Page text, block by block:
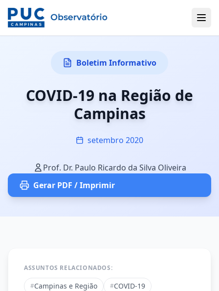
Boletim Informativo
COVID-19 na Região de
Campinas
setembro 2020
Prof. Dr. Paulo Ricardo da Silva Oliveira
Gerar PDF / Imprimir
ASSUNTOS RELACIONADOS:
#Campinas e Região #COVID-19